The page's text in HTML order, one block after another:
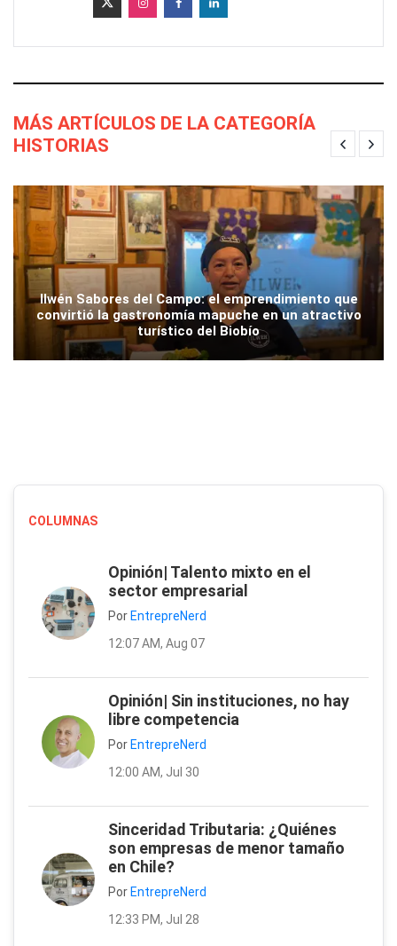
MÁS ARTÍCULOS DE LA CATEGORÍA
HISTORIAS
Ilwén Sabores del Campo: el emprendimiento que
convirtió la gastronomía mapuche en un atractivo
turístico del Biobío
COLUMNAS
Opinión| Talento mixto en el
sector empresarial
Por EntrepreNerd
12:07 AM, Aug 07
Opinión| Sin instituciones, no hay
libre competencia
Por EntrepreNerd
12:00 AM, Jul 30
Sinceridad Tributaria: ¿Quiénes
son empresas de menor tamaño
en Chile?
Por EntrepreNerd
12:33 PM, Jul 28